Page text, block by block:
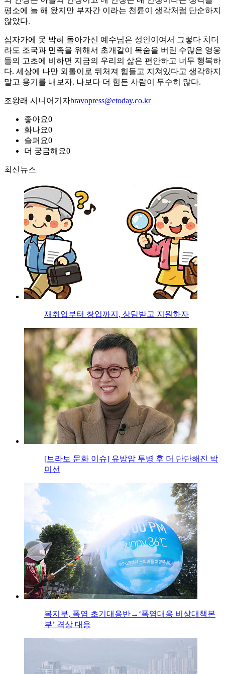
평소에 늘 해 왔지만 부자간 이라는 천륜이 생각처럼 단순하지
않았다.
십자가에 못 박혀 돌아가신 예수님은 성인이여서 그렇다 치더
라도 조국과 민족을 위해서 초개같이 목숨을 버린 수많은 영웅
들의 고초에 비하면 지금의 우리의 삶은 편안하고 너무 행복하
다. 세상에 나만 외톨이로 뒤처져 힘들고 지쳐있다고 생각하지
말고 용기를 내보자. 나보다 더 힘든 사람이 무수히 많다.
조왕래 시니어기자bravopress@etoday.co.kr
좋아요0
화나요0
슬퍼요0
더 궁금해요0
최신뉴스
재취업부터 창업까지, 상담받고 지원하자
[브라보 문화 이슈] 유방암 투병 후 더 단단해진 박
미선
복지부, 폭염 초기대응반→‘폭염대응 비상대책본
부’ 격상 대응